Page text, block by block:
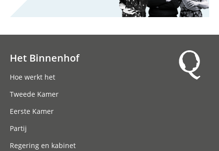
Het Binnenhof
Hoe werkt het
Tweede Kamer
Eerste Kamer
Partij
Regering en kabinet